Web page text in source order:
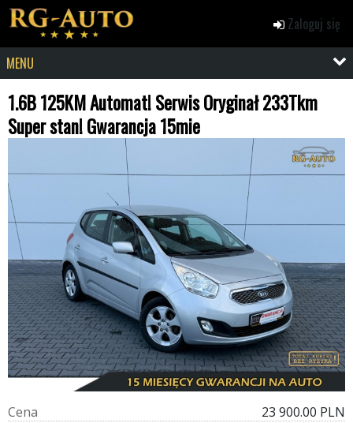
Zaloguj się
MENU
1.6B 125KM Automat! Serwis Oryginał 233Tkm
Super stan! Gwarancja 15mie
Cena
23 900.00 PLN